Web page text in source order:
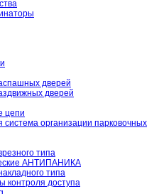
дверей
дверей
цепи
система организации парковочных
типа
АНТИПАНИКА
типа
контроля доступа